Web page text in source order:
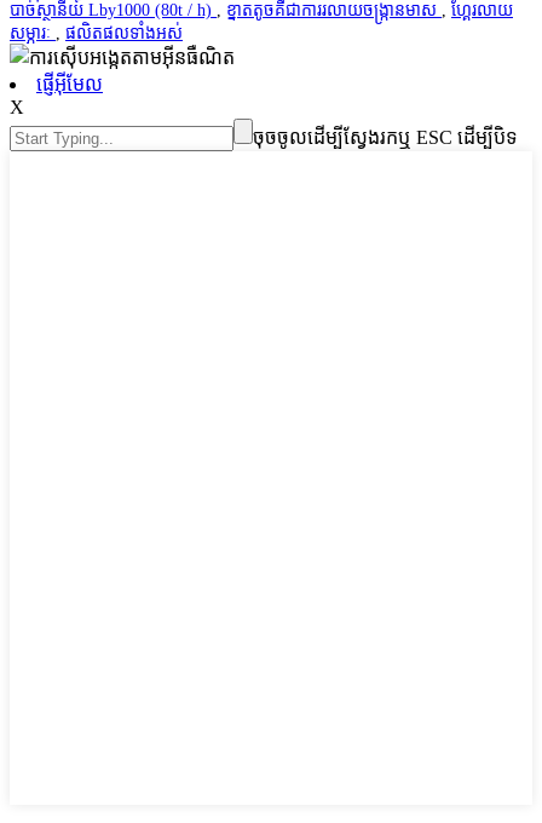
បាច់ស្ថានីយ៍ Lby1000 (80t / h) , ខ្នាតតូចគឺជាការរលាយចង្ក្រានមាស , ហ្គែរលាយ
សម្ភារៈ , ផលិតផលទាំងអស់
ផ្ញើអ៊ីមែល
X
ចុចចូលដើម្បីស្វែងរកឬ ESC ដើម្បីបិទ